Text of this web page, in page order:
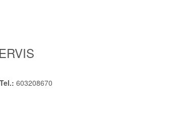
Tel.:603208670